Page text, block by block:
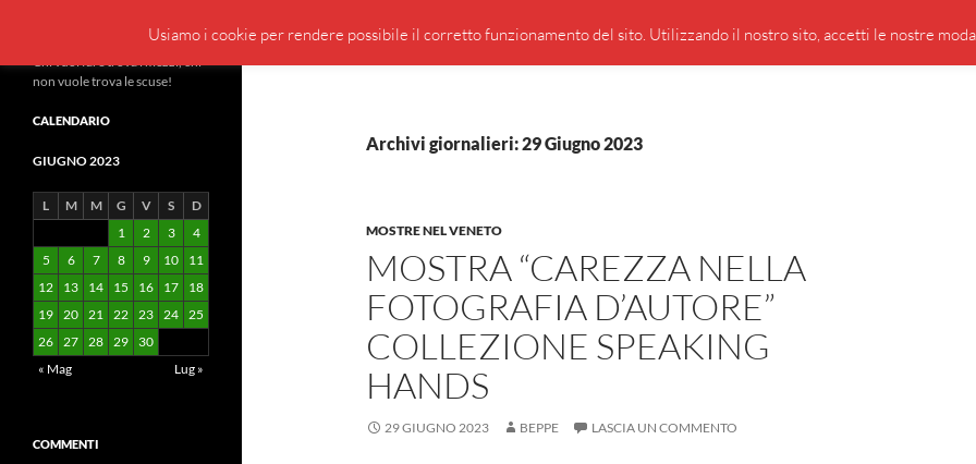
Vai
contenuto
PRESENTAZIONE DI GIUSEPPE BORSOI
Archivi giornalieri: 29 Giugno 2023
MOSTRE NEL VENETO
MOSTRA “CAREZZA NELLA
FOTOGRAFIA D’AUTORE”
COLLEZIONE SPEAKING
HANDS
29 GIUGNO 2023 BEPPE LASCIA UN COMMENTO
Chi vuol fare trova i mezzi, chi
non vuole trova le scuse!
CALENDARIO
GIUGNO 2023
L M M G V S
D
1
2 3
4
5
6 7 8 9 10
11
12
13 14 15 16 17
18
19 20 21 22 23 24 25
26 27 28 29
30
« Mag
Lug »
COMMENTI
Usiamo i cookie per rendere possibile il corretto funzionamento del sito. Utilizzando il nostro sito, accetti le nostre